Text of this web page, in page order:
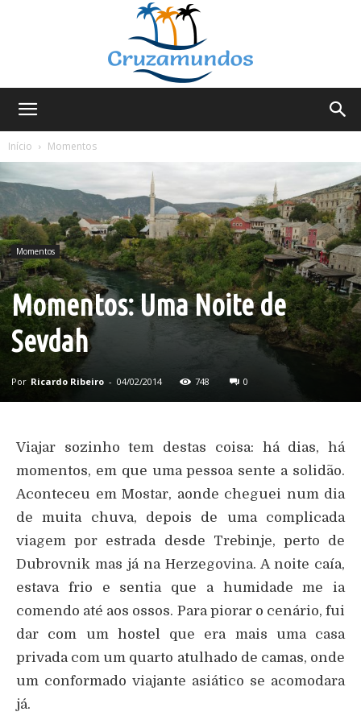
Início
Momentos
Momentos
Momentos: Uma Noite de
Sevdah
Por Ricardo Ribeiro - 04/02/2014 748 0
Viajar sozinho tem destas coisa: há dias, há
momentos, em que uma pessoa sente a solidão.
Aconteceu em Mostar, aonde cheguei num dia
de muita chuva, depois de uma complicada
viagem por estrada desde Trebinje, perto de
Dubrovnik mas já na Herzegovina. A noite caía,
estava frio e sentia que a humidade me ia
comendo até aos ossos. Para piorar o cenário, fui
dar com um hostel que era mais uma casa
privada com um quarto atulhado de camas, onde
um conformado viajante asiático se acomodara
já.